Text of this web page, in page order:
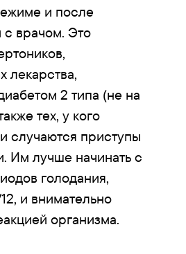
и после
с врачом. Это
лекарства,
2 типа (не на
тех, у кого
случаются приступы
Им лучше начинать с
голодания,
и внимательно
организма.